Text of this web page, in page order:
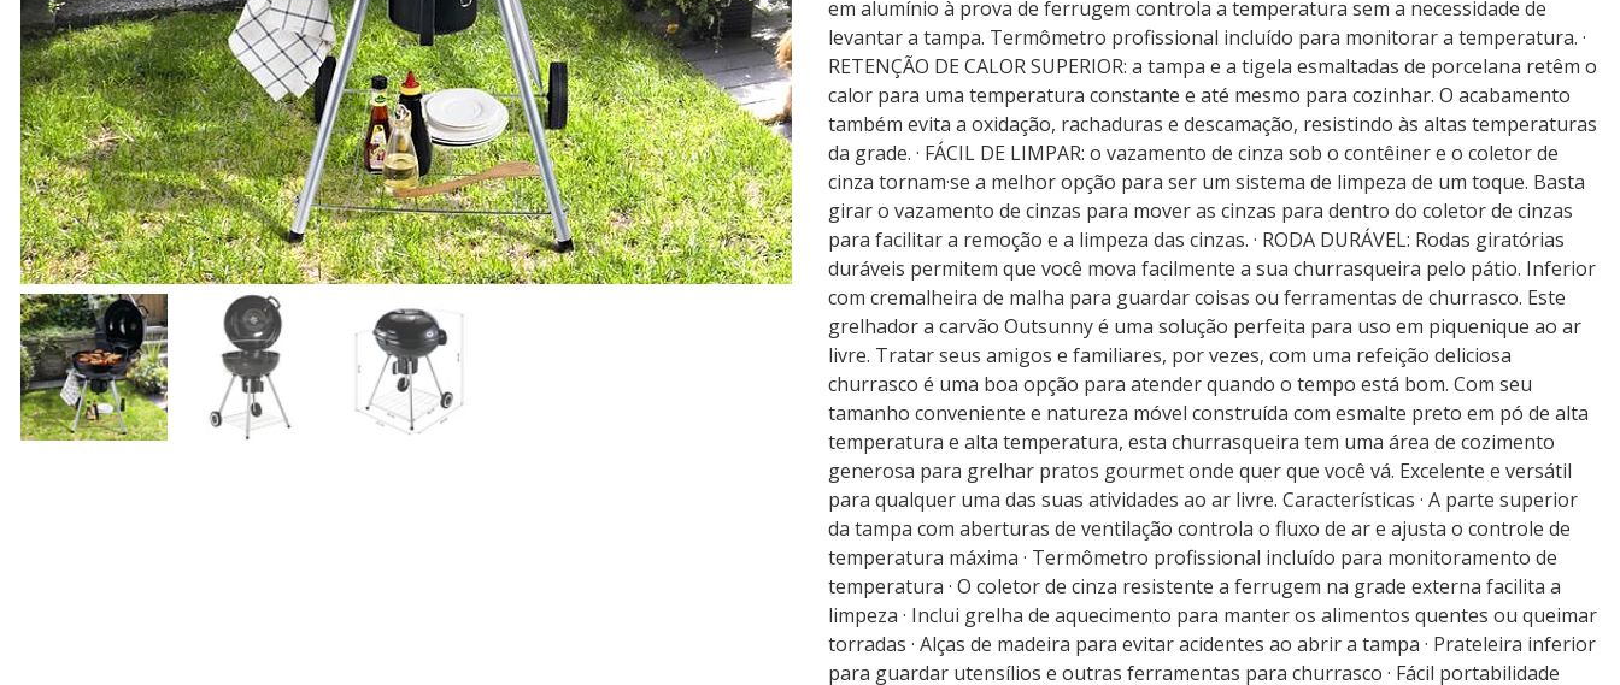
em alumínio à prova de ferrugem controla a temperatura sem a necessidade de
levantar a tampa. Termômetro profissional incluído para monitorar a temperatura. ·
RETENÇÃO DE CALOR SUPERIOR: a tampa e a tigela esmaltadas de porcelana retêm o
calor para uma temperatura constante e até mesmo para cozinhar. O acabamento
também evita a oxidação, rachaduras e descamação, resistindo às altas temperaturas
da grade. · FÁCIL DE LIMPAR: o vazamento de cinza sob o contêiner e o coletor de
cinza tornam·se a melhor opção para ser um sistema de limpeza de um toque. Basta
girar o vazamento de cinzas para mover as cinzas para dentro do coletor de cinzas
para facilitar a remoção e a limpeza das cinzas. · RODA DURÁVEL: Rodas giratórias
duráveis permitem que você mova facilmente a sua churrasqueira pelo pátio. Inferior
com cremalheira de malha para guardar coisas ou ferramentas de churrasco. Este
grelhador a carvão Outsunny é uma solução perfeita para uso em piquenique ao ar
livre. Tratar seus amigos e familiares, por vezes, com uma refeição deliciosa
churrasco é uma boa opção para atender quando o tempo está bom. Com seu
tamanho conveniente e natureza móvel construída com esmalte preto em pó de alta
temperatura e alta temperatura, esta churrasqueira tem uma área de cozimento
generosa para grelhar pratos gourmet onde quer que você vá. Excelente e versátil
para qualquer uma das suas atividades ao ar livre. Características · A parte superior
da tampa com aberturas de ventilação controla o fluxo de ar e ajusta o controle de
temperatura máxima · Termômetro profissional incluído para monitoramento de
temperatura · O coletor de cinza resistente a ferrugem na grade externa facilita a
limpeza · Inclui grelha de aquecimento para manter os alimentos quentes ou queimar
torradas · Alças de madeira para evitar acidentes ao abrir a tampa · Prateleira inferior
para guardar utensílios e outras ferramentas para churrasco · Fácil portabilidade